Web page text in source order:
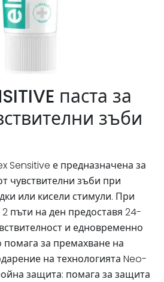
паста за
зъби
Sensitive е предназначена за
чувствителни зъби при
или кисели стимули. При
пъти на ден предоставя 24-
и едновременно
за премахване на
на технологията Neo-
защита: помага за защита